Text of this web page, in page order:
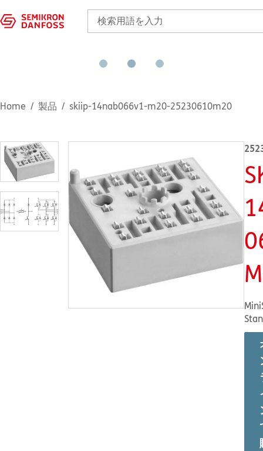
Home 製品 skiip-14nab066v1-m20-25230610m20